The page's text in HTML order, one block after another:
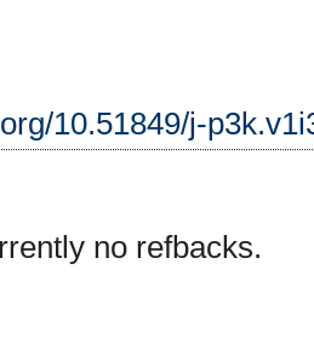
10.51849/j-
no refbacks.